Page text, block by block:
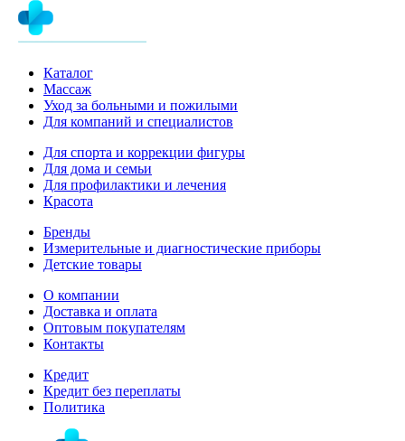
Каталог
Массаж
Уход за больными и пожилыми
Для компаний и специалистов
Для спорта и коррекции фигуры
Для дома и семьи
Для профилактики и лечения
Красота
Бренды
Измерительные и диагностические приборы
Детские товары
О компании
Доставка и оплата
Оптовым покупателям
Контакты
Кредит
Кредит без переплаты
Политика